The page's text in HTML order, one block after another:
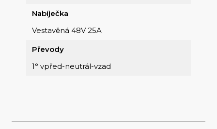
Nabíječka
Vestavěná 48V 25A
Převody
1° vpřed-neutrál-vzad